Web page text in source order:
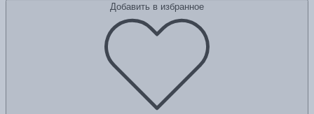
Добавить в избранное